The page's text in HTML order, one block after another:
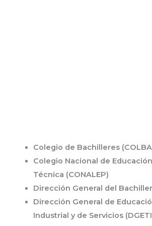
Colegio de Bachilleres
Colegio Nacional de
Técnica (CONALEP)
Dirección General del
Dirección General de
Industrial y de Servicios